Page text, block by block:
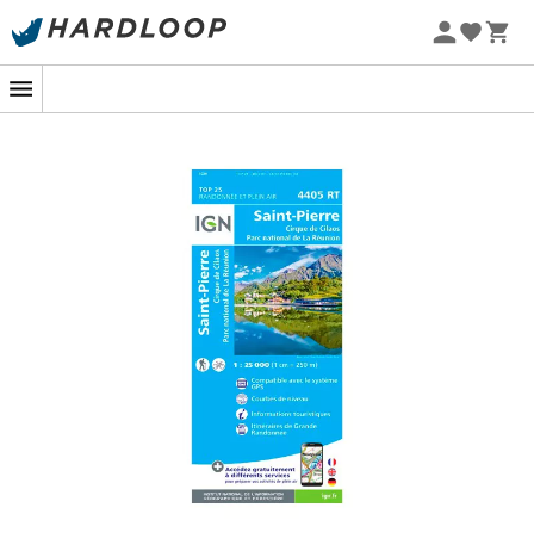
Letní akce 🔥 -5 % EXTRA při nákupu 2 produktů* s kódem